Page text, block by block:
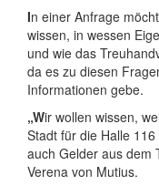
In einer Anfrage
wissen, in wessen
und wie das
da es zu diesen
Informationen gebe.
„Wir wollen wissen,
Stadt für die Halle
auch Gelder aus dem
Verena von Mutius.